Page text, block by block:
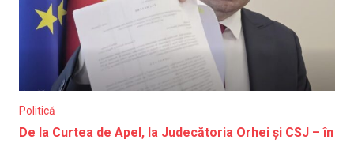
Politică
De la Curtea de Apel, la Judecătoria Orhei și CSJ – în